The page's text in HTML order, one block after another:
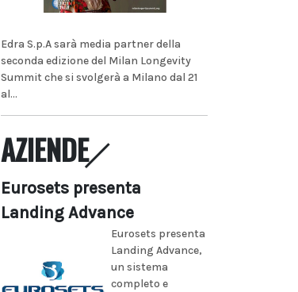
Edra S.p.A sarà media partner della
seconda edizione del Milan Longevity
Summit che si svolgerà a Milano dal 21
al...
AZIENDE
Eurosets presenta
Landing Advance
Eurosets presenta
Landing Advance,
un sistema
completo e